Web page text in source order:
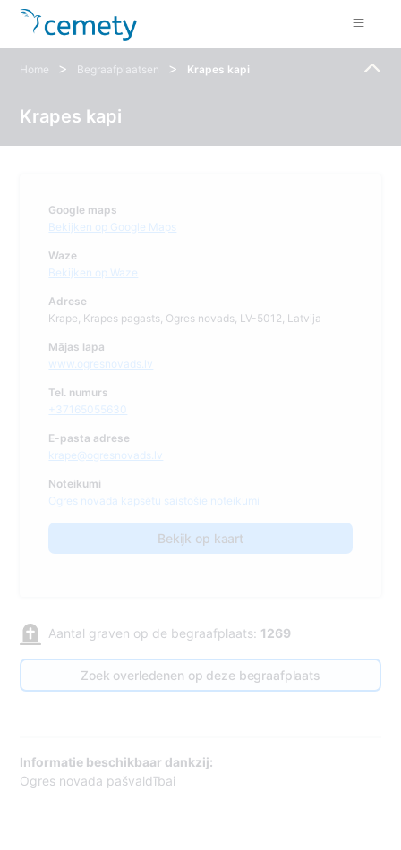
Home > Begraafplaatsen > Krapes kapi
Krapes kapi
Google maps
Bekijken op Google Maps
Waze
Bekijken op Waze
Adrese
Krape, Krapes pagasts, Ogres novads, LV-5012, Latvija
Mājas lapa
www.ogresnovads.lv
Tel. numurs
+37165055630
E-pasta adrese
krape@ogresnovads.lv
Noteikumi
Ogres novada kapsētu saistošie noteikumi
Bekijk op kaart
Aantal graven op de begraafplaats: 1269
Zoek overledenen op deze begraafplaats
Informatie beschikbaar dankzij:
Ogres novada pašvaldībai